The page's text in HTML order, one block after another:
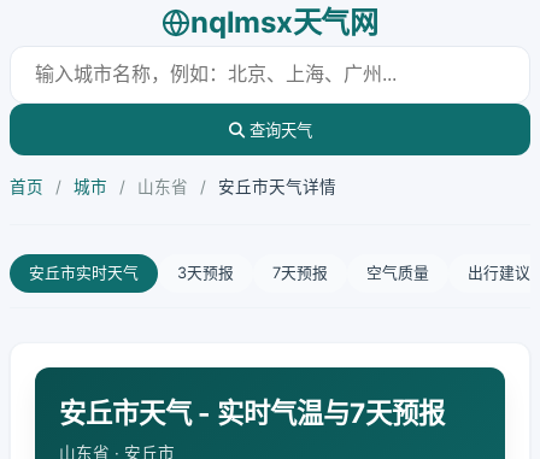
nqlmsx天气网
查询天气
首页 / 城市 / 山东省 / 安丘市天气详情
安丘市实时天气 3天预报 7天预报 空气质量 出行建议
安丘市天气 - 实时气温与7天预报
山东省 · 安丘市